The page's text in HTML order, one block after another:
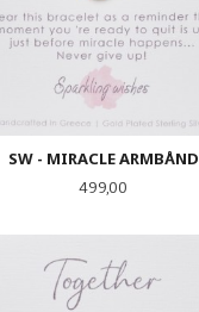
SW - MIRACLE ARMBÅND
Pris
499,00